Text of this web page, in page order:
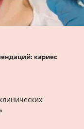
кариес